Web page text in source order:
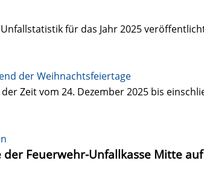
für das Jahr 2025
der Weihnachtsfeiertage
Zeit vom 24. Dezember 2025 bis
Feuerwehr-Unfallkasse Mitte